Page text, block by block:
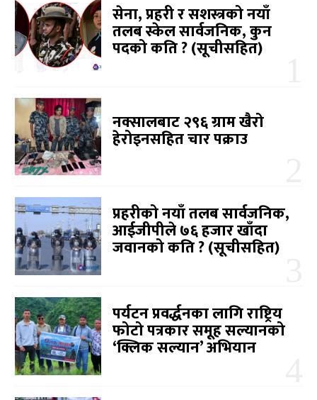
सेना, प्रहरी र सशस्त्रको नयाँ
तलब स्केल सार्वजनिक, कुन
पदको कति ? (सूचीसहित)
नक्सालबाट २९६ ग्राम खैरो
हेरोइनसहित चार पक्राउ
प्रहरीको नयाँ तलब सार्वजनिक,
आईजीपीले ७६ हजार खाँदा
जवानको कति ? (सूचीसहित)
पर्यटन प्रवर्द्धनका लागि राष्ट्रिय
फोटो पत्रकार समूह सल्यानको
‘क्लिक सल्यान’ अभियान